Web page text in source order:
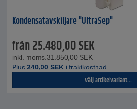
Kondensatavskiljare "UltraSep"
från25.480,00SEK
inkl. moms. 31.850,00 SEK
Plus 240,00 SEK i fraktkostnad
Välj artikelvariant...